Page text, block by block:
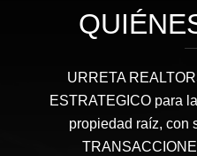
URRETA
ESTRATEGICO para
propiedad raíz, con